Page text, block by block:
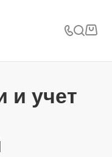
и учет